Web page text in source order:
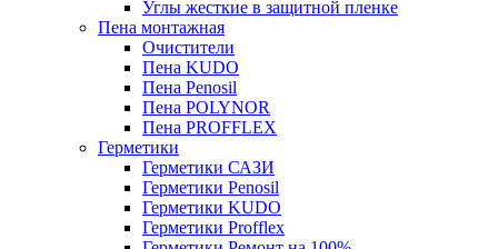
Углы жесткие в защитной пленке
Пена монтажная
Очистители
Пена KUDO
Пена Penosil
Пена POLYNOR
Пена PROFFLEX
Герметики
Герметики САЗИ
Герметики Penosil
Герметики KUDO
Герметики Profflex